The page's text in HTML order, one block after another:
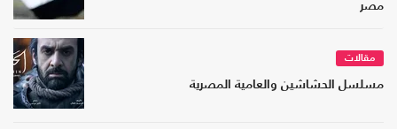
مصر
مقالات
مسلسل الحشاشين والعامية المصرية